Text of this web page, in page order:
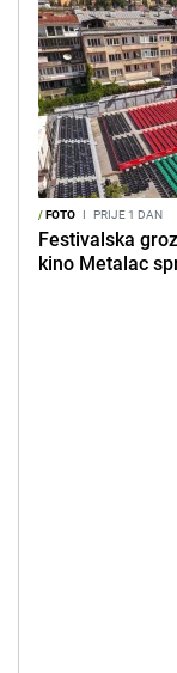
/FOTO I PRIJE 1 DAN
Festivalska
kino Metalac